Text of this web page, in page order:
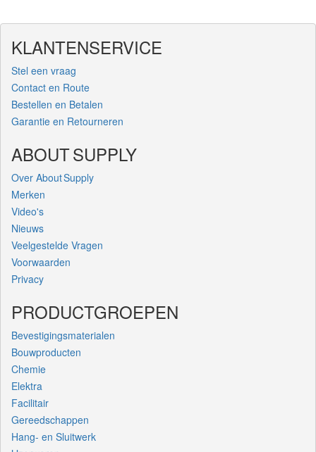
KLANTENSERVICE
Stel een vraag
Contact en Route
Bestellen en Betalen
Garantie en Retourneren
ABOUT SUPPLY
Over About Supply
Merken
Video's
Nieuws
Veelgestelde Vragen
Voorwaarden
Privacy
PRODUCTGROEPEN
Bevestigingsmaterialen
Bouwproducten
Chemie
Elektra
Facilitair
Gereedschappen
Hang- en Sluitwerk